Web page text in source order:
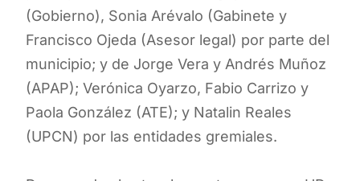
(Gobierno), Sonia Arévalo (Gabinete y
Francisco Ojeda (Asesor legal) por parte del
municipio; y de Jorge Vera y Andrés Muñoz
(APAP); Verónica Oyarzo, Fabio Carrizo y
Paola González (ATE); y Natalin Reales
(UPCN) por las entidades gremiales.